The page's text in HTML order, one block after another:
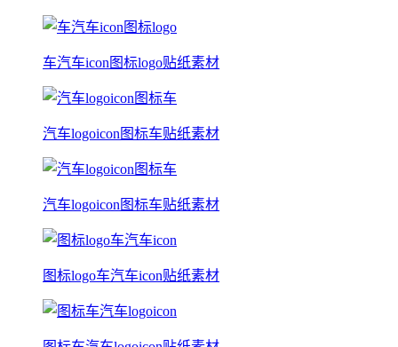
车汽车icon图标logo贴纸素材
汽车logoicon图标车贴纸素材
汽车logoicon图标车贴纸素材
图标logo车汽车icon贴纸素材